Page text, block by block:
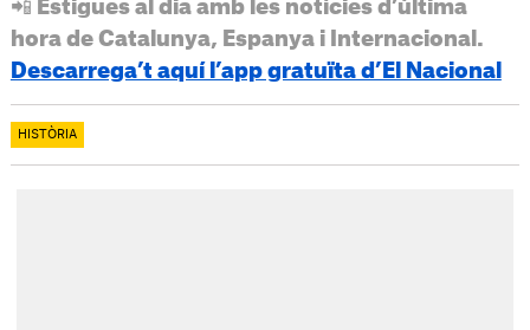
📲 Estigues al dia amb les notícies d’última
hora de Catalunya, Espanya i Internacional.
Descarrega’t aquí l’app gratuïta d’El Nacional
HISTÒRIA